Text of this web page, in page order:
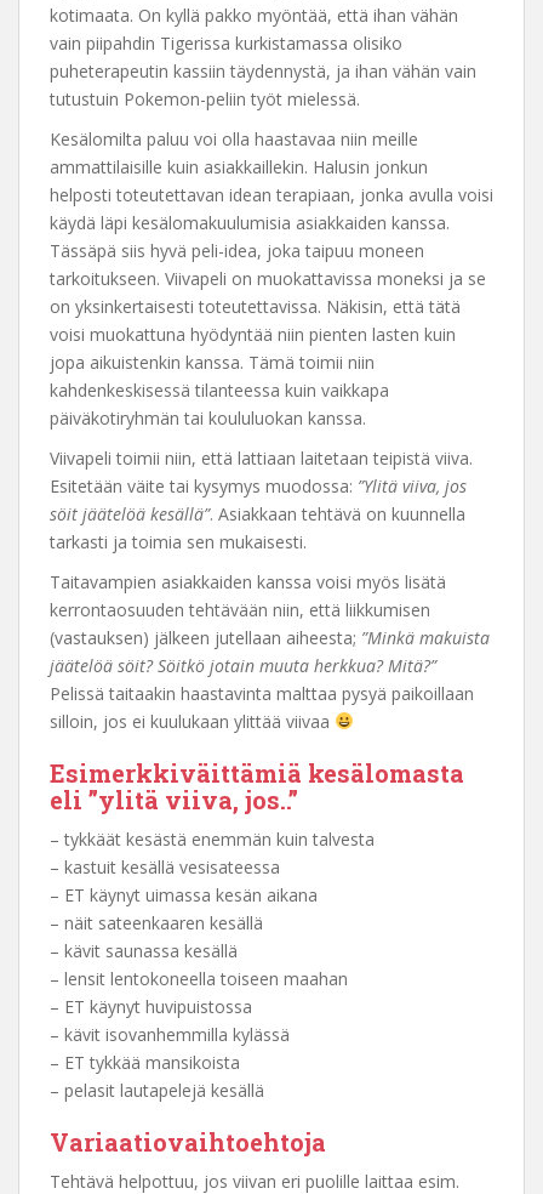
kotimaata. On kyllä pakko myöntää, että ihan vähän
vain piipahdin Tigerissa kurkistamassa olisiko
puheterapeutin kassiin täydennystä, ja ihan vähän vain
tutustuin Pokemon-peliin työt mielessä.
Kesälomilta paluu voi olla haastavaa niin meille
ammattilaisille kuin asiakkaillekin. Halusin jonkun
helposti toteutettavan idean terapiaan, jonka avulla voisi
käydä läpi kesälomakuulumisia asiakkaiden kanssa.
Tässäpä siis hyvä peli-idea, joka taipuu moneen
tarkoitukseen. Viivapeli on muokattavissa moneksi ja se
on yksinkertaisesti toteutettavissa. Näkisin, että tätä
voisi muokattuna hyödyntää niin pienten lasten kuin
jopa aikuistenkin kanssa. Tämä toimii niin
kahdenkeskisessä tilanteessa kuin vaikkapa
päiväkotiryhmän tai koululuokan kanssa.
Viivapeli toimii niin, että lattiaan laitetaan teipistä viiva.
Esitetään väite tai kysymys muodossa: ”Ylitä viiva, jos
söit jäätelöä kesällä”. Asiakkaan tehtävä on kuunnella
tarkasti ja toimia sen mukaisesti.
Taitavampien asiakkaiden kanssa voisi myös lisätä
kerrontaosuuden tehtävään niin, että liikkumisen
(vastauksen) jälkeen jutellaan aiheesta; ”Minkä makuista
jäätelöä söit? Söitkö jotain muuta herkkua? Mitä?”
Pelissä taitaakin haastavinta malttaa pysyä paikoillaan
silloin, jos ei kuulukaan ylittää viivaa
Esimerkkiväittämiä kesälomasta
eli ”ylitä viiva, jos..”
– tykkäät kesästä enemmän kuin talvesta
– kastuit kesällä vesisateessa
– ET käynyt uimassa kesän aikana
– näit sateenkaaren kesällä
– kävit saunassa kesällä
– lensit lentokoneella toiseen maahan
– ET käynyt huvipuistossa
– kävit isovanhemmilla kylässä
– ET tykkää mansikoista
– pelasit lautapelejä kesällä
Variaatiovaihtoehtoja
Tehtävä helpottuu, jos viivan eri puolille laittaa esim.